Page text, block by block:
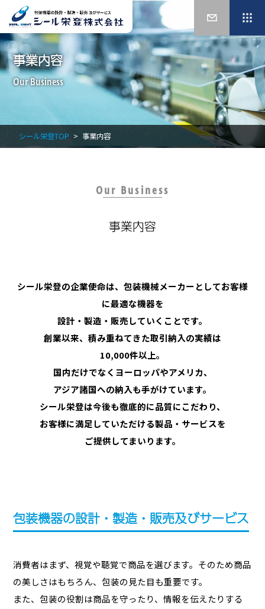
事業内容
Our Business
シール栄登TOP 事業内容
Our Business
事業内容
シール栄登の企業使命は、包装機械メーカーとしてお客様
に最適な機器を
設計・製造・販売していくことです。
創業以来、積み重ねてきた取引納入の実績は
10,000件以上。
国内だけでなくヨーロッパやアメリカ、
アジア諸国への納入も手がけています。
シール栄登は今後も徹底的に品質にこだわり、
お客様に満足していただける製品・サービスを
ご提供してまいります。
包装機器の設計・製造・販売及びサービス
消費者はまず、視覚や聴覚で商品を選びます。そのため商品
の美しさはもちろん、包装の見た目も重要です。
また、包装の役割は商品を守ったり、情報を伝えたりする